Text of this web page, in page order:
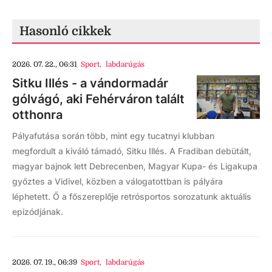
Hasonló cikkek
2026. 07. 22., 06:31 Sport, labdarúgás
Sitku Illés - a vándormadár
gólvágó, aki Fehérváron talált
otthonra
Pályafutása során több, mint egy tucatnyi klubban
megfordult a kiváló támadó, Sitku Illés. A Fradiban debütált,
magyar bajnok lett Debrecenben, Magyar Kupa- és Ligakupa
győztes a Vidivel, közben a válogatottban is pályára
léphetett. Ő a főszereplője retrósportos sorozatunk aktuális
epizódjának.
2026. 07. 19., 06:39 Sport, labdarúgás